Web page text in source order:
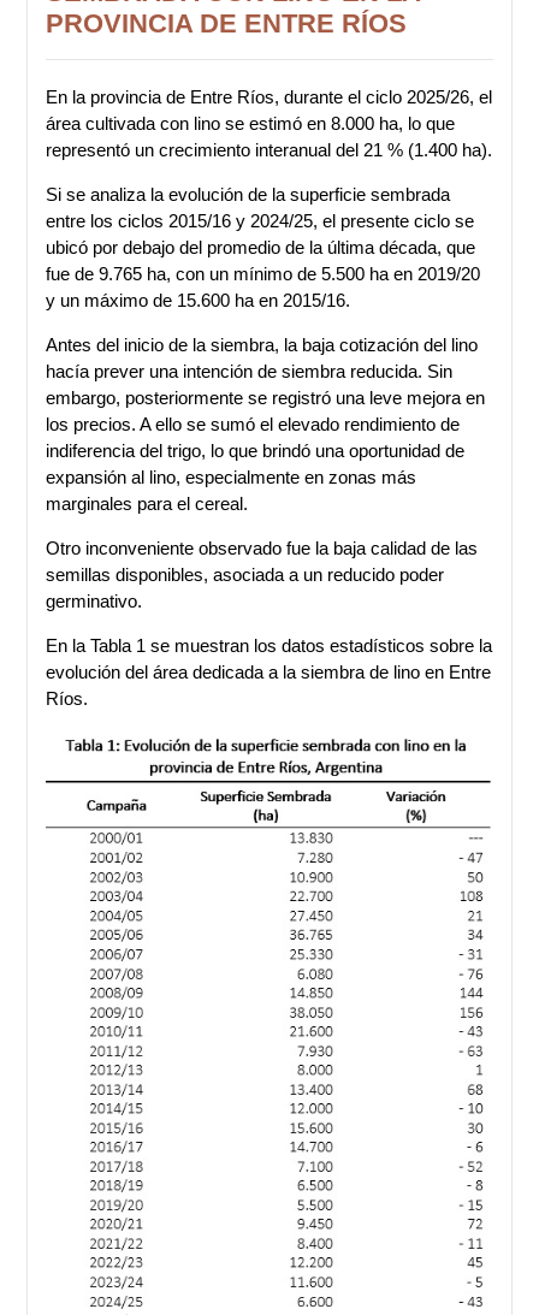
PROVINCIA DE ENTRE RÍOS
En la provincia de Entre Ríos, durante el ciclo 2025/26, el
área cultivada con lino se estimó en 8.000 ha, lo que
representó un crecimiento interanual del 21 % (1.400 ha).
Si se analiza la evolución de la superficie sembrada
entre los ciclos 2015/16 y 2024/25, el presente ciclo se
ubicó por debajo del promedio de la última década, que
fue de 9.765 ha, con un mínimo de 5.500 ha en 2019/20
y un máximo de 15.600 ha en 2015/16.
Antes del inicio de la siembra, la baja cotización del lino
hacía prever una intención de siembra reducida. Sin
embargo, posteriormente se registró una leve mejora en
los precios. A ello se sumó el elevado rendimiento de
indiferencia del trigo, lo que brindó una oportunidad de
expansión al lino, especialmente en zonas más
marginales para el cereal.
Otro inconveniente observado fue la baja calidad de las
semillas disponibles, asociada a un reducido poder
germinativo.
En la Tabla 1 se muestran los datos estadísticos sobre la
evolución del área dedicada a la siembra de lino en Entre
Ríos.